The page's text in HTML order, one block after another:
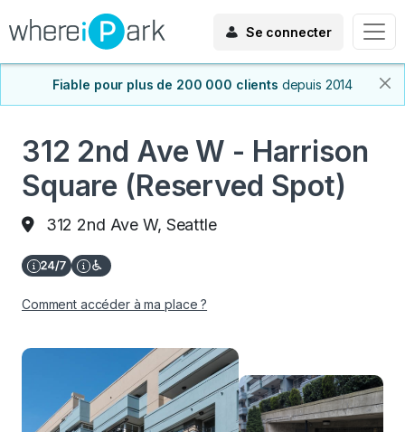
Se connecter
Fiable pour plus de 200 000 clients depuis 2014
312 2nd Ave W - Harrison
Square (Reserved Spot)
312 2nd Ave W, Seattle
Comment accéder à ma place ?